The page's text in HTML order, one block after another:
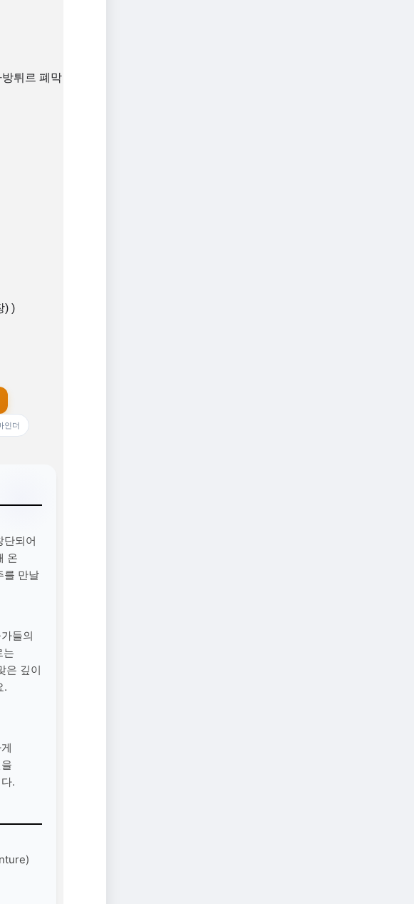
튀르 폐막
) )
인더
단되어
온
를 만날
들의
는
은 깊이
.
.